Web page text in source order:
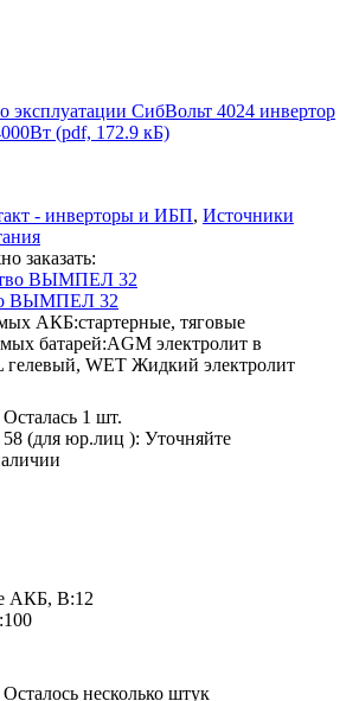
эксплуатации СибВольт 4024 инвертор
(pdf, 172.9 кБ)
- инверторы и ИБП, Источники
заказать:
ВЫМПЕЛ 32
АКБ:стартерные, тяговые
батарей:AGM электролит в
гелевый, WET Жидкий электролит
Осталась 1 шт.
58 (для юр.лиц ): Уточняйте
АКБ, B:12
100
Осталось несколько штук